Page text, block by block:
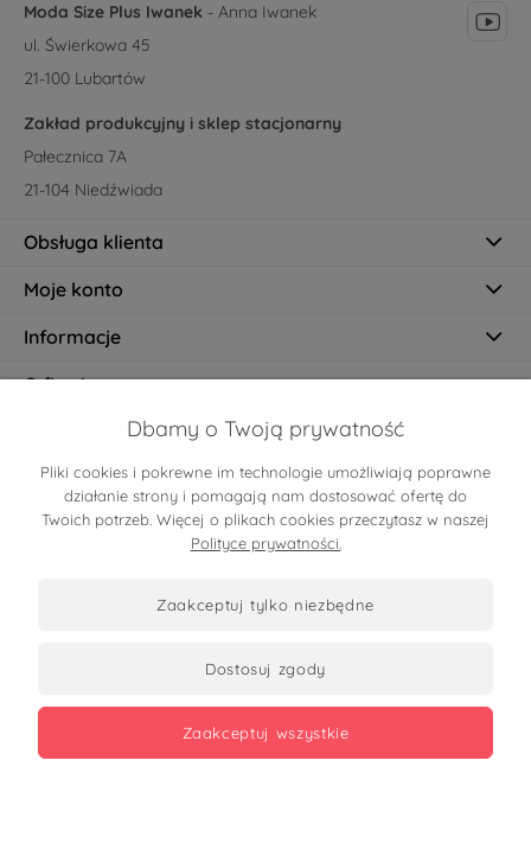
Moda Size Plus Iwanek - Anna Iwanek
ul. Świerkowa 45
21-100 Lubartów
Zakład produkcyjny i sklep stacjonarny
Pałecznica 7A
21-104 Niedźwiada
Obsługa klienta
Moje konto
Informacje
O firmie
Certyfikaty
Dbamy o Twoją prywatność
Pliki cookies i pokrewne im technologie umożliwiają poprawne
działanie strony i pomagają nam dostosować ofertę do
Twoich potrzeb. Więcej o plikach cookies przeczytasz w naszej
Polityce prywatności.
zaakceptuj tylko niezbędne
dostosuj zgody
zaakceptuj wszystkie